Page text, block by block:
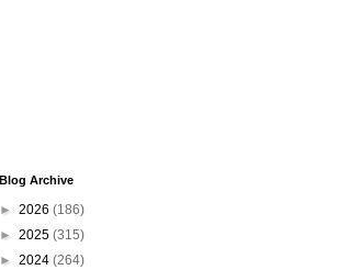
Blog Archive
► 2026 (186)
► 2025 (315)
► 2024 (264)